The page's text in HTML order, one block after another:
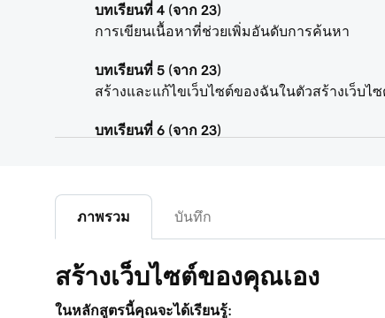
บทเรียนที่ 4 (จาก 23)
การเขียนเนื้อหาที่ช่วยเพิ่มอันดับการค้นหา
บทเรียนที่ 5 (จาก 23)
สร้างและแก้ไขเว็บไซต์ของฉันในตัวสร้างเว็บไ
บทเรียนที่ 6 (จาก 23)
เพิ่มส่วนในเว็บไซต์เว็บไซต์ + การตลาดของฉัน
แก้ไขเนื้อหาในส่วนหรือกลุ่ม
บทเรียนที่ 9 (จาก 23)
ภาพรวม บันทึก
สร้างเว็บไซต์ของคุณเอง
ในหลักสูตรนี้คุณจะได้เรียนรู้: